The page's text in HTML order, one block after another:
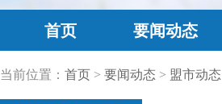
首页 要闻动态
当前位置： 首页 > 要闻动态 > 盟市动态